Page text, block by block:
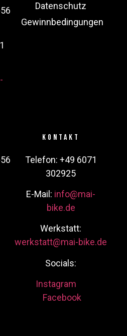
Datenschutz
Gewinnbedingungen
Kontakt
Telefon: +49 6071
302925
E-Mail: info@mai-
bike.de
Werkstatt:
werkstatt@mai-bike.de
Socials:
Instagram
Facebook